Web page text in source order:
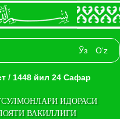
Ўз O‘z
/ 1448 йил 24 Сафар
ИДОРАСИ
ВАКИЛЛИГИ